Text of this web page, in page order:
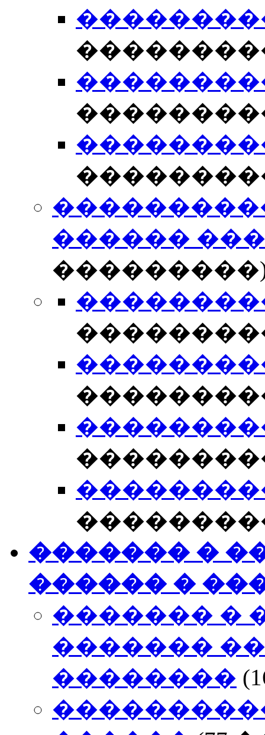
������
������� �
������ �
������� �
�������
��������